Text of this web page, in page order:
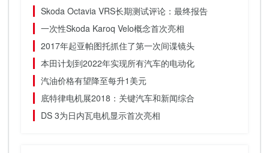
Skoda Octavia VRS长期测试评论：最终报告
一次性Skoda Karoq Velo概念首次亮相
2017年起亚帕图托抓住了第一次间谍镜头
本田计划到2022年实现所有汽车的电动化
汽油价格有望降至每升1美元
底特律电机展2018：关键汽车和新闻综合
DS 3为日内瓦电机显示首次亮相